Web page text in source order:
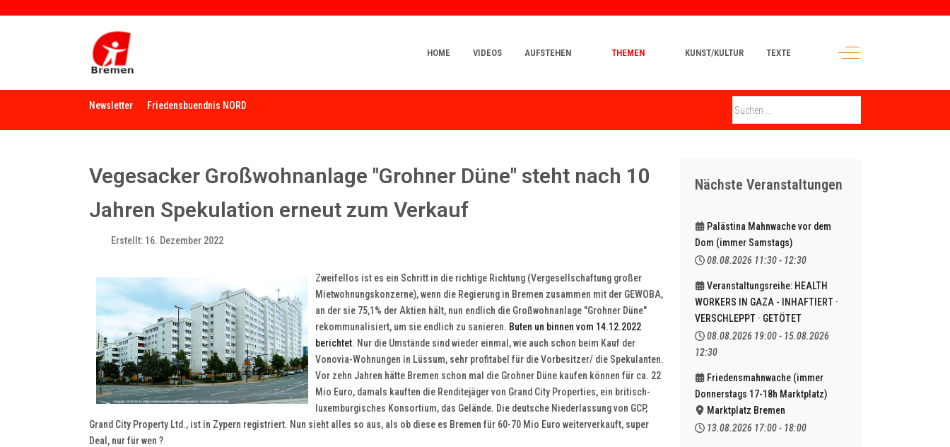
HOME VIDEOS AUFSTEHEN THEMEN KUNST/KULTUR TEXTE Off-Canvas Toggle
Newsletter Friedensbuendnis NORD
Vegesacker Großwohnanlage "Grohner Düne" steht nach 10
Jahren Spekulation erneut zum Verkauf
Erstellt: 16. Dezember 2022
Zweifellos ist es ein Schritt in die richtige Richtung (Vergesellschaftung großer
Mietwohnungskonzerne), wenn die Regierung in Bremen zusammen mit der GEWOBA,
an der sie 75,1% der Aktien hält, nun endlich die Großwohnanlage "Grohner Düne"
rekommunalisiert, um sie endlich zu sanieren. Buten un binnen vom 14.12.2022
berichtet. Nur die Umstände sind wieder einmal, wie auch schon beim Kauf der
Vonovia-Wohnungen in Lüssum, sehr profitabel für die Vorbesitzer/ die Spekulanten.
Vor zehn Jahren hätte Bremen schon mal die Grohner Düne kaufen können für ca. 22
Mio Euro, damals kauften die Renditejäger von Grand City Properties, ein britisch-
luxemburgisches Konsortium, das Gelände. Die deutsche Niederlassung von GCP,
Grand City Property Ltd., ist in Zypern registriert. Nun sieht alles so aus, als ob diese es Bremen für 60-70 Mio Euro weiterverkauft, super
Deal, nur für wen ?
Nächste Veranstaltungen
Palästina Mahnwache vor dem
Dom (immer Samstags)
08.08.2026 11:30- 12:30
Veranstaltungsreihe: HEALTH
WORKERS IN GAZA - INHAFTIERT ·
VERSCHLEPPT · GETÖTET
08.08.2026 19:00- 15.08.2026
12:30
Friedensmahnwache (immer
Donnerstags 17-18h Marktplatz)
Marktplatz Bremen
13.08.2026 17:00- 18:00